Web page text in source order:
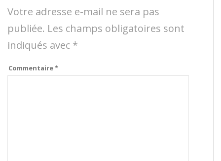
Votre adresse e-mail ne sera pas
publiée. Les champs obligatoires sont
indiqués avec *
Commentaire*